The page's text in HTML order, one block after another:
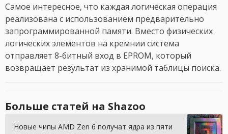
Самое интересное, что каждая логическая операция
реализована с использованием предварительно
запрограммированной памяти. Вместо физических
логических элементов на кремнии система
отправляет 8-битный вход в EPROM, который
возвращает результат из хранимой таблицы поиска.
Больше статей на Shazoo
Новые чипы AMD Zen 6 получат ядра из пяти